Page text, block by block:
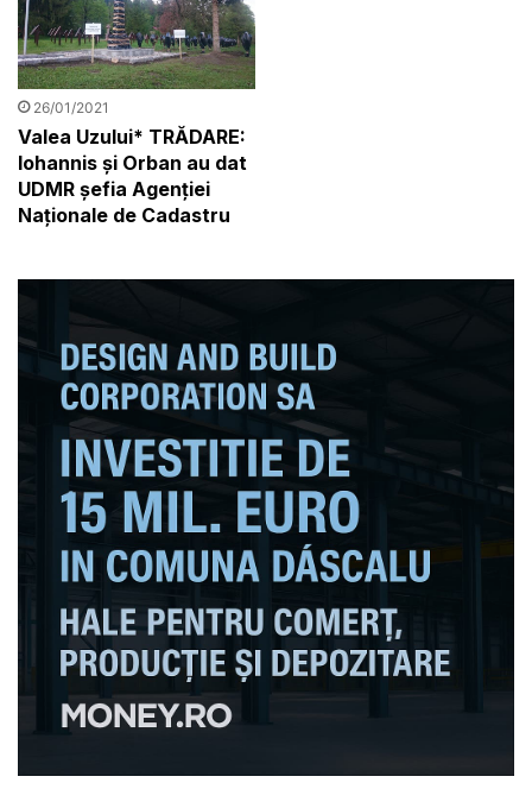
26/01/2021
Valea Uzului* TRĂDARE:
Iohannis și Orban au dat
UDMR șefia Agenției
Naționale de Cadastru